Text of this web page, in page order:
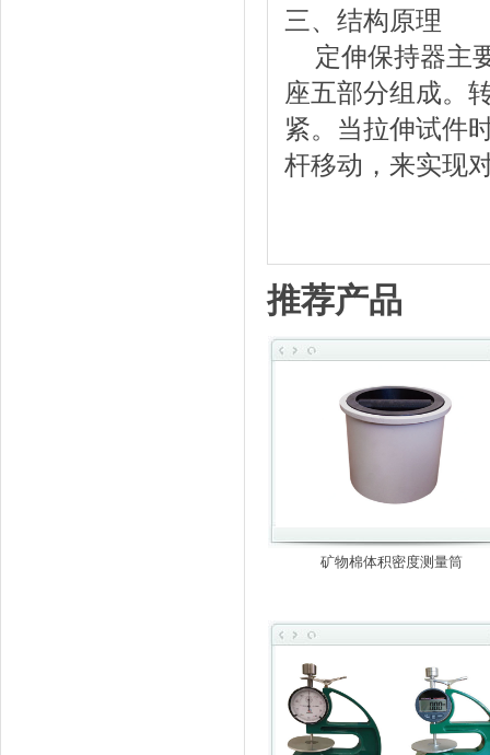
三、结构原理
定伸保持器主
座五部分组成。
紧。当拉伸试件
杆移动，来实现
推荐产品
矿物棉体积密度测量筒